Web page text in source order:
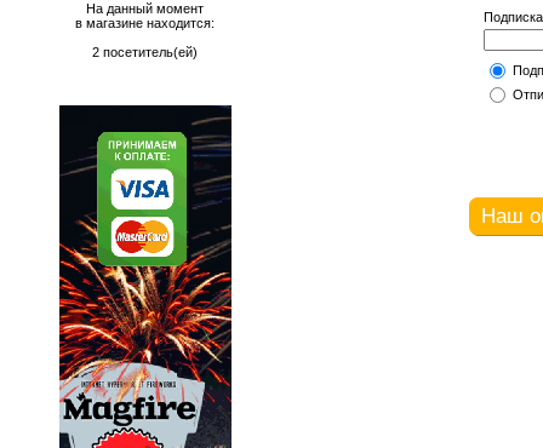
На данный момент
в магазине находится:
2 посетитель(ей)
Наш